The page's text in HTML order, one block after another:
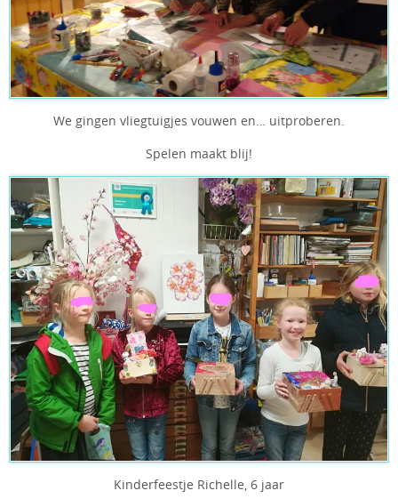
We gingen vliegtuigjes vouwen en… uitproberen.
Spelen maakt blij!
Kinderfeestje Richelle, 6 jaar